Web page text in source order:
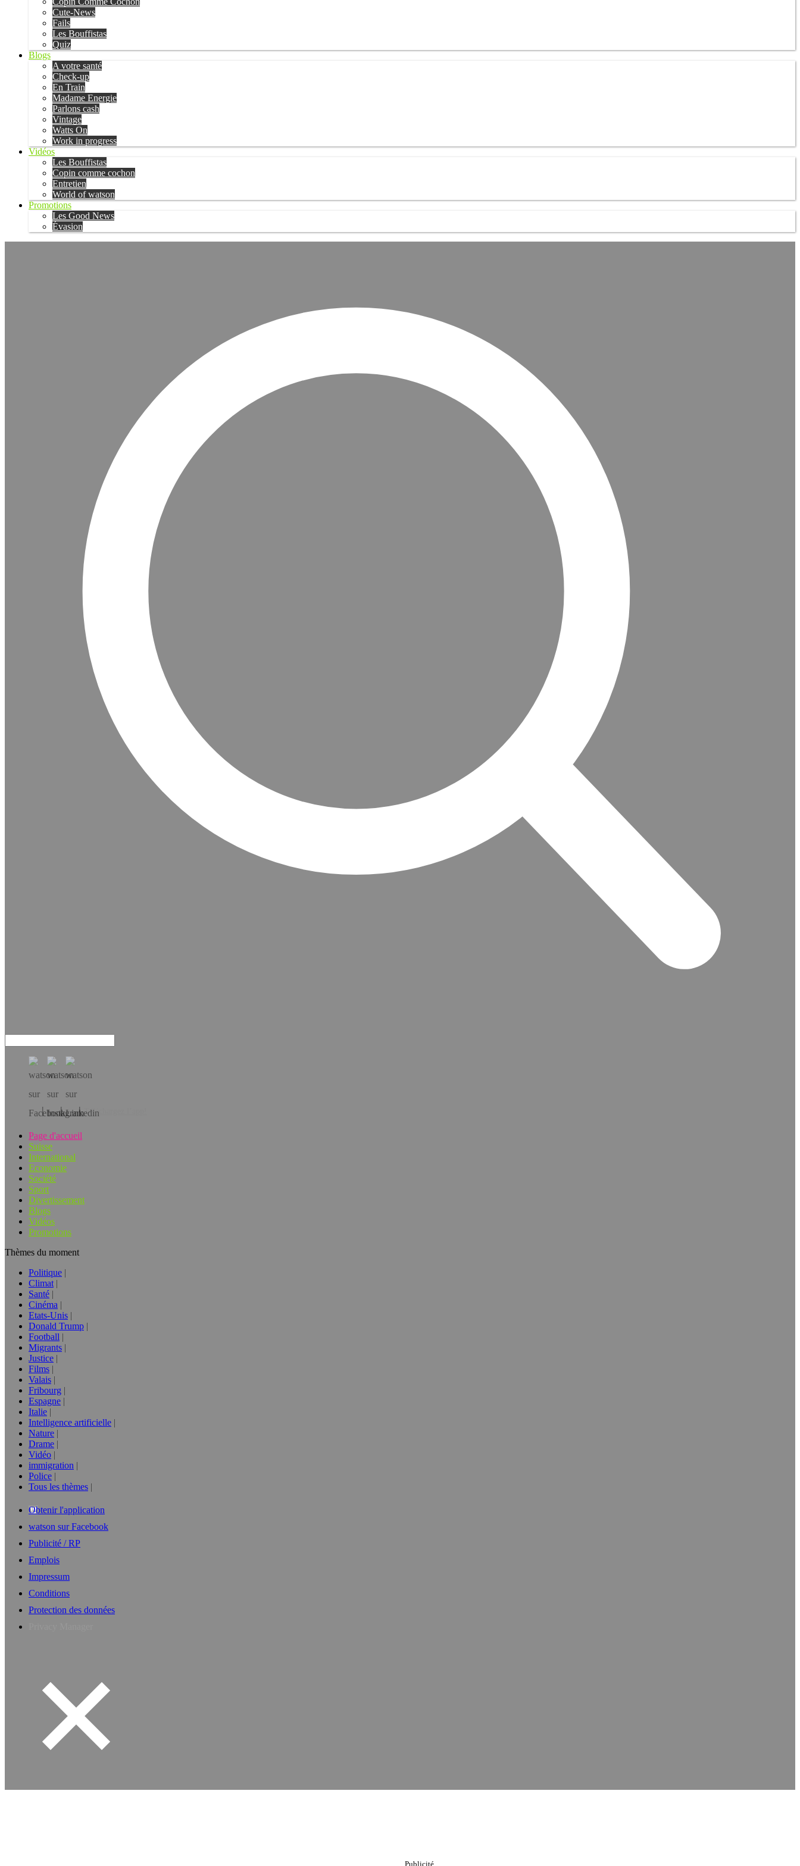
Cute-News
Fails
Les Bouffistas
Quiz
Blogs
A votre santé
Check-up
En Train
Madame Energie
Parlons cash
Vintage
Watts On
Work in progress
Vidéos
Les Bouffistas
Copin comme cochon
Entretien
World of watson
Promotions
Les Good News
Évasion
Téléchargez l’app!
Page d'accueil
Suisse
International
Economie
Société
Sport
Divertissement
Blogs
Vidéos
Promotions
Thèmes du moment
Politique
Climat
Santé
Cinéma
Etats-Unis
Donald Trump
Football
Migrants
Justice
Films
Valais
Fribourg
Espagne
Italie
Intelligence artificielle
Nature
Drame
Vidéo
immigration
Police
Tous les thèmes
Obtenir l'application
watson sur Facebook
Publicité / RP
Emplois
Impressum
Conditions
Protection des données